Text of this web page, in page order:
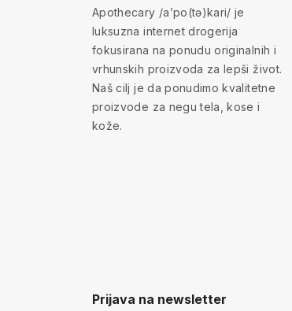
Apothecary /a’po(tə)kari/ je
luksuzna internet drogerija
fokusirana na ponudu originalnih i
vrhunskih proizvoda za lepši život.
Naš cilj je da ponudimo kvalitetne
proizvode za negu tela, kose i
kože.
Prijava na newsletter